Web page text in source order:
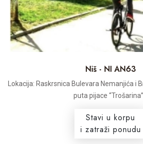
Niš - NI AN63
Lokacija: Raskrsnica Bulevara Nemanjića i
puta pijace
Stavi u korpu
i zatraži ponudu